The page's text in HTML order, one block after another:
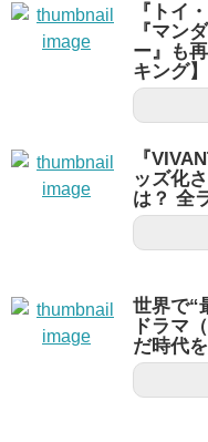
『トイ
『マン
ー』も
キング】
『
ッズ化
は？ 全
世界で“
ドラマ
だ時代